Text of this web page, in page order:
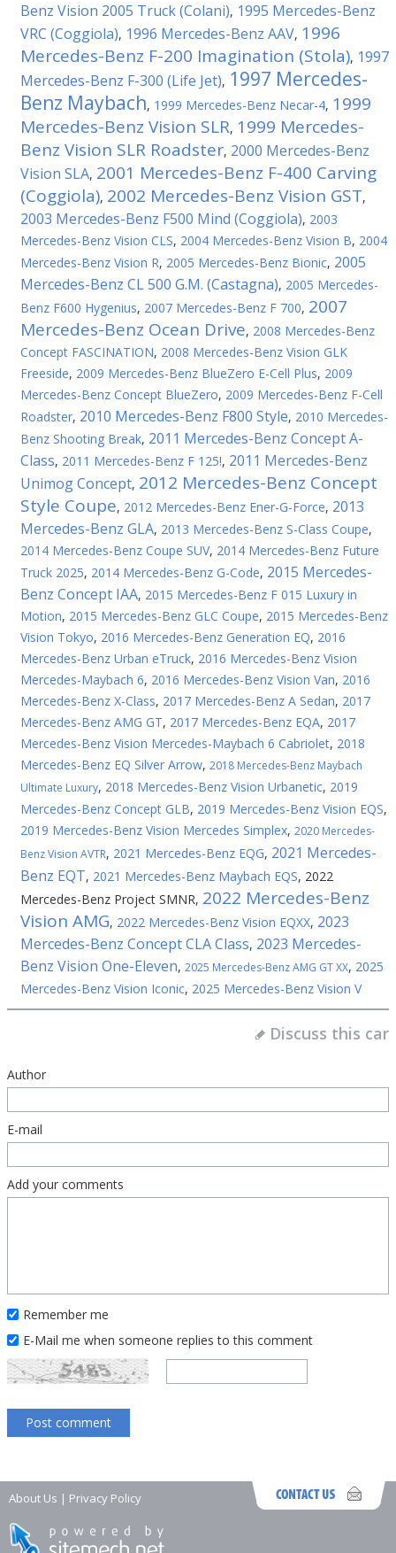
Benz Vision 2005 Truck (Colani), 1995 Mercedes-Benz
VRC (Coggiola), 1996 Mercedes-Benz AAV, 1996
Mercedes-Benz F-200 Imagination (Stola), 1997
Mercedes-Benz F-300 (Life Jet), 1997 Mercedes-
Benz Maybach, 1999 Mercedes-Benz Necar-4, 1999
Mercedes-Benz Vision SLR, 1999 Mercedes-
Benz Vision SLR Roadster, 2000 Mercedes-Benz
Vision SLA, 2001 Mercedes-Benz F-400 Carving
(Coggiola), 2002 Mercedes-Benz Vision GST,
2003 Mercedes-Benz F500 Mind (Coggiola), 2003
Mercedes-Benz Vision CLS, 2004 Mercedes-Benz Vision B, 2004
Mercedes-Benz Vision R, 2005 Mercedes-Benz Bionic, 2005
Mercedes-Benz CL 500 G.M. (Castagna), 2005 Mercedes-
Benz F600 Hygenius, 2007 Mercedes-Benz F 700, 2007
Mercedes-Benz Ocean Drive, 2008 Mercedes-Benz
Concept FASCINATION, 2008 Mercedes-Benz Vision GLK
Freeside, 2009 Mercedes-Benz BlueZero E-Cell Plus, 2009
Mercedes-Benz Concept BlueZero, 2009 Mercedes-Benz F-Cell
Roadster, 2010 Mercedes-Benz F800 Style, 2010 Mercedes-
Benz Shooting Break, 2011 Mercedes-Benz Concept A-
Class, 2011 Mercedes-Benz F 125!, 2011 Mercedes-Benz
Unimog Concept, 2012 Mercedes-Benz Concept
Style Coupe, 2012 Mercedes-Benz Ener-G-Force, 2013
Mercedes-Benz GLA, 2013 Mercedes-Benz S-Class Coupe,
2014 Mercedes-Benz Coupe SUV, 2014 Mercedes-Benz Future
Truck 2025, 2014 Mercedes-Benz G-Code, 2015 Mercedes-
Benz Concept IAA, 2015 Mercedes-Benz F 015 Luxury in
Motion, 2015 Mercedes-Benz GLC Coupe, 2015 Mercedes-Benz
Vision Tokyo, 2016 Mercedes-Benz Generation EQ, 2016
Mercedes-Benz Urban eTruck, 2016 Mercedes-Benz Vision
Mercedes-Maybach 6, 2016 Mercedes-Benz Vision Van, 2016
Mercedes-Benz X-Class, 2017 Mercedes-Benz A Sedan, 2017
Mercedes-Benz AMG GT, 2017 Mercedes-Benz EQA, 2017
Mercedes-Benz Vision Mercedes-Maybach 6 Cabriolet, 2018
Mercedes-Benz EQ Silver Arrow, 2018 Mercedes-Benz Maybach
Ultimate Luxury, 2018 Mercedes-Benz Vision Urbanetic, 2019
Mercedes-Benz Concept GLB, 2019 Mercedes-Benz Vision EQS,
2019 Mercedes-Benz Vision Mercedes Simplex, 2020 Mercedes-
Benz Vision AVTR, 2021 Mercedes-Benz EQG, 2021 Mercedes-
Benz EQT, 2021 Mercedes-Benz Maybach EQS, 2022
Mercedes-Benz Project SMNR, 2022 Mercedes-Benz
Vision AMG, 2022 Mercedes-Benz Vision EQXX, 2023
Mercedes-Benz Concept CLA Class, 2023 Mercedes-
Benz Vision One-Eleven, 2025 Mercedes-Benz AMG GT XX, 2025
Mercedes-Benz Vision Iconic, 2025 Mercedes-Benz Vision V
Discuss this car
Author
E-mail
Add your comments
Remember me
E-Mail me when someone replies to this comment
About Us | Privacy Policy